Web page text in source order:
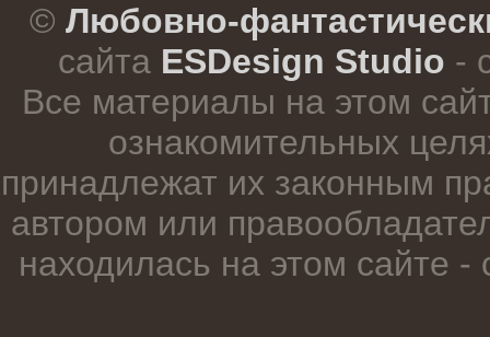
© Любовно-
сайта ESDesign Studio -
Все материалы на этом
ознакомительных
принадлежат их законным
автором или
находилась на этом сайте